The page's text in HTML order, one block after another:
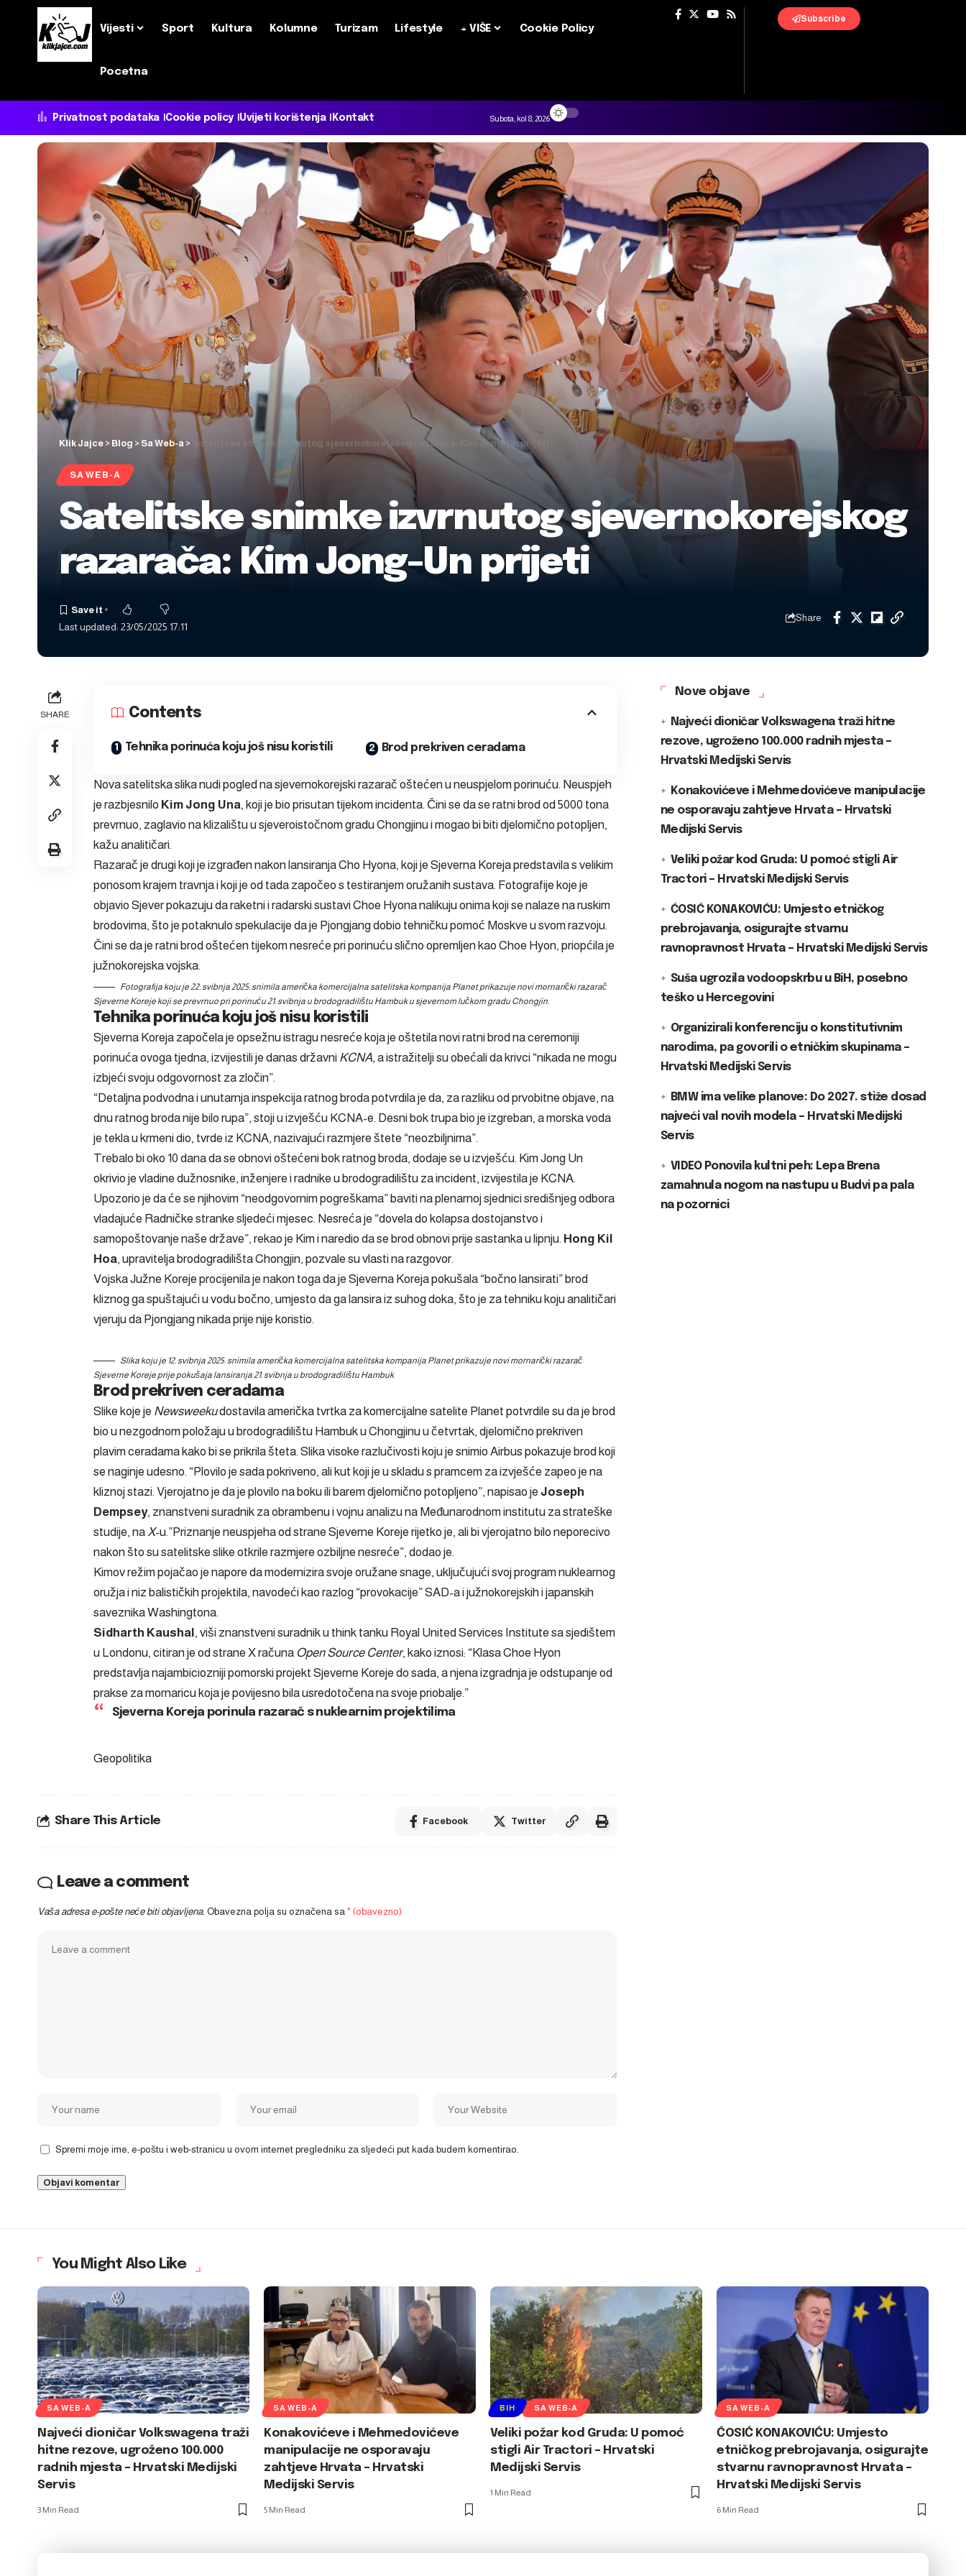
Vijesti Sport Kultura Kolumne Turizam Lifestyle + VIŠE Cookie Policy
Pocetna
Subscribe
Privatnost podataka Cookie policy Uvijeti korištenja Kontakt Subota, kol 8, 2026
Klik Jajce > Blog > Sa Web-a > Satelitske snimke izvrnutog sjevernokorejskog razarača: Kim Jong-Un prijeti
SA WEB-A
Satelitske snimke izvrnutog sjevernokorejskog
razarača: Kim Jong-Un prijeti
Last updated: 23/05/2025 17:11
Share
SHARE Contents
Tehnika porinuća koju još nisu koristili Brod prekriven ceradama
Nova satelitska slika nudi pogled na sjevernokorejski razarač oštećen u neuspjelom porinuću. Neuspjeh
je razbjesnilo Kim Jong Una, koji je bio prisutan tijekom incidenta. Čini se da se ratni brod od 5000 tona
prevrnuo, zaglavio na klizalištu u sjeveroistočnom gradu Chongjinu i mogao bi biti djelomično potopljen,
kažu analitičari.
Razarač je drugi koji je izgrađen nakonlansiranja Cho Hyona, koji je Sjeverna Koreja predstavila s velikim
ponosom krajem travnja i koji je od tada započeo s testiranjem oružanih sustava. Fotografije koje je
objavio Sjever pokazuju da raketni i radarski sustavi Choe Hyona nalikuju onima koji se nalaze na ruskim
brodovima, što je potaknulo spekulacije da je Pjongjang dobio tehničku pomoć Moskve u svom razvoju.
Čini se da je ratni brod oštećen tijekom nesreće pri porinuću slično opremljen kao Choe Hyon, priopćila je
južnokorejska vojska.
Fotografija koju je 22. svibnja 2025. snimila američka komercijalna satelitska kompanija Planet prikazuje novi mornarički razarač
Sjeverne Koreje koji se prevrnuo pri porinuću 21. svibnja u brodogradilištu Hambuk u sjevernom lučkom gradu Chongjin.
Tehnika porinuća koju još nisu koristili
Sjeverna Koreja započela je opsežnu istragu nesreće koja je oštetila novi ratni brod na ceremoniji
porinuća ovoga tjedna, izvijestili je danas državni KCNA, a istražitelji su obećali da krivci “nikada ne mogu
izbjeći svoju odgovornost za zločin”.
“Detaljna podvodna i unutarnja inspekcija ratnog broda potvrdila je da, za razliku od prvobitne objave, na
dnu ratnog broda nije bilo rupa”, stoji u izvješću KCNA-e. Desni bok trupa bio je izgreban, a morska voda
je tekla u krmeni dio, tvrde iz KCNA, nazivajući razmjere štete “neozbiljnima”.
Trebalo bi oko 10 dana da se obnovi oštećeni bok ratnog broda, dodaje se u izvješću. Kim Jong Un
okrivio je vladine dužnosnike, inženjere i radnike u brodogradilištu za incident, izvijestila je KCNA.
Upozorio je da će se njihovim “neodgovornim pogreškama” baviti na plenarnoj sjednici središnjeg odbora
vladajuće Radničke stranke sljedeći mjesec. Nesreća je “dovela do kolapsa dostojanstvo i
samopoštovanje naše države”, rekao je Kim i naredio da se brod obnovi prije sastanka u lipnju. Hong Kil
Hoa, upravitelja brodogradilišta Chongjin, pozvale su vlasti na razgovor.
Vojska Južne Koreje procijenila je nakon toga da je Sjeverna Koreja pokušala “bočno lansirati” brod
kliznog ga spuštajući u vodu bočno, umjesto da ga lansira iz suhog doka, što je za tehniku ​​koju analitičari
vjeruju da Pjongjang nikada prije nije koristio.
Slika koju je 12. svibnja 2025. snimila američka komercijalna satelitska kompanija Planet prikazuje novi mornarički razarač
Sjeverne Koreje prije pokušaja lansiranja 21. svibnja u brodogradilištu Hambuk
Brod prekriven ceradama
Slike koje je Newsweekudostavila američka tvrtka za komercijalne satelite Planet potvrdile su da je brod
bio u nezgodnom položaju u brodogradilištu Hambuk u Chongjinu u četvrtak, djelomično prekriven
plavim ceradama kako bi se prikrila šteta. Slika visoke razlučivosti koju je snimio Airbus pokazuje brod koji
se naginje udesno. “Plovilo je sada pokriveno, ali kut koji je u skladu s pramcem za izvješće zapeo je na
kliznoj stazi. Vjerojatno je da je plovilo na boku ili barem djelomično potopljeno”, napisao je Joseph
Dempsey, znanstveni suradnik za obrambenu i vojnu analizu na Međunarodnom institutu za strateške
studije, naX-u.”Priznanje neuspjeha od strane Sjeverne Koreje rijetko je, ali bi vjerojatno bilo neporecivo
nakon što su satelitske slike otkrile razmjere ozbiljne nesreće”, dodao je.
Kimov režim pojačao je napore da modernizira svoje oružane snage, uključujući svoj program nuklearnog
oružja i niz balističkih projektila, navodeći kao razlog “provokacije” SAD-a i južnokorejskih i japanskih
saveznika Washingtona.
Sidharth Kaushal, viši znanstveni suradnik u think tanku Royal United Services Institute sa sjedištem
u Londonu, citiran je od strane X računa Open Source Center, kako iznosi: “Klasa Choe Hyon
predstavlja najambiciozniji pomorski projekt Sjeverne Koreje do sada, a njena izgradnja je odstupanje od
prakse za mornaricu koja je povijesno bila usredotočena na svoje priobalje.”
Sjeverna Koreja porinula razarač s nuklearnim projektilima
Geopolitika
Share This Article Facebook Twitter
Leave a comment
Vaša adresa e-pošte neće biti objavljena. Obavezna polja su označena sa * (obavezno)
Spremi moje ime, e-poštu i web-stranicu u ovom internet pregledniku za sljedeći put kada budem komentirao.
Nove objave
Najveći dioničar Volkswagena traži hitne
rezove, ugroženo 100.000 radnih mjesta –
Hrvatski Medijski Servis
Konakovićeve i Mehmedovićeve manipulacije
ne osporavaju zahtjeve Hrvata – Hrvatski
Medijski Servis
Veliki požar kod Gruda: U pomoć stigli Air
Tractori – Hrvatski Medijski Servis
ĆOSIĆ KONAKOVIĆU: Umjesto etničkog
prebrojavanja, osigurajte stvarnu
ravnopravnost Hrvata – Hrvatski Medijski Servis
Suša ugrozila vodoopskrbu u BiH, posebno
teško u Hercegovini
Organizirali konferenciju o konstitutivnim
narodima, pa govorili o etničkim skupinama –
Hrvatski Medijski Servis
BMW ima velike planove: Do 2027. stiže dosad
najveći val novih modela – Hrvatski Medijski
Servis
VIDEO Ponovila kultni peh: Lepa Brena
zamahnula nogom na nastupu u Budvi pa pala
na pozornici
You Might Also Like
SA WEB-A
Najveći dioničar Volkswagena traži
hitne rezove, ugroženo 100.000
radnih mjesta – Hrvatski Medijski
Servis
3 Min Read
SA WEB-A
Konakovićeve i Mehmedovićeve
manipulacije ne osporavaju
zahtjeve Hrvata – Hrvatski
Medijski Servis
5 Min Read
BIH SA WEB-A
Veliki požar kod Gruda: U pomoć
stigli Air Tractori – Hrvatski
Medijski Servis
1 Min Read
SA WEB-A
ĆOSIĆ KONAKOVIĆU: Umjesto
etničkog prebrojavanja, osigurajte
stvarnu ravnopravnost Hrvata –
Hrvatski Medijski Servis
6 Min Read